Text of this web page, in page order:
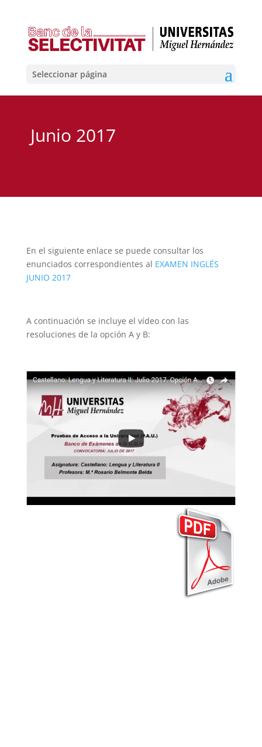
Seleccionar página
Junio 2017
En el siguiente enlace se puede consultar los
enunciados correspondientes al EXAMEN INGLÉS
JUNIO 2017
A continuación se incluye el vídeo con las
resoluciones de la opción A y B: